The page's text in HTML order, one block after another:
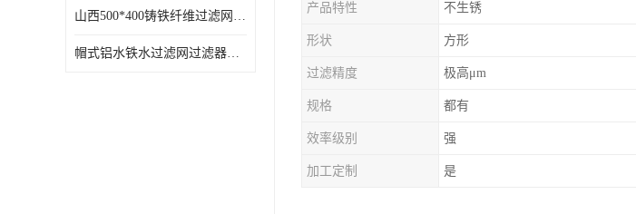
山西500*400铸铁纤维过滤网方形网圆形网
帽式铝水铁水过滤网过滤器耐高温
产品特性 不生锈
形状 方形
过滤精度 极高μm
规格 都有
效率级别 强
加工定制 是